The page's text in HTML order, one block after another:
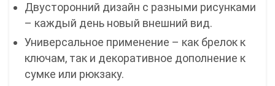
Двусторонний дизайн с разными рисунками
– каждый день новый внешний вид.
Универсальное применение – как брелок к
ключам, так и декоративное дополнение к
сумке или рюкзаку.